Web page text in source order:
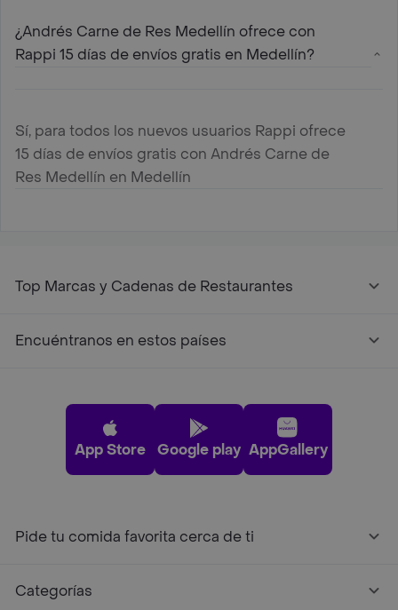
¿Andrés Carne de Res Medellín ofrece con
Rappi 15 días de envíos gratis en Medellín?
Sí, para todos los nuevos usuarios Rappi ofrece
15 días de envíos gratis con Andrés Carne de
Res Medellín en Medellín
Top Marcas y Cadenas de Restaurantes
Encuéntranos en estos países
App Store Google play AppGallery
Pide tu comida favorita cerca de ti
Categorías